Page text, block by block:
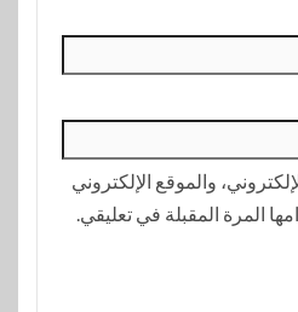
والموقع الإلكتروني
المرة المقبلة في تعليقي.